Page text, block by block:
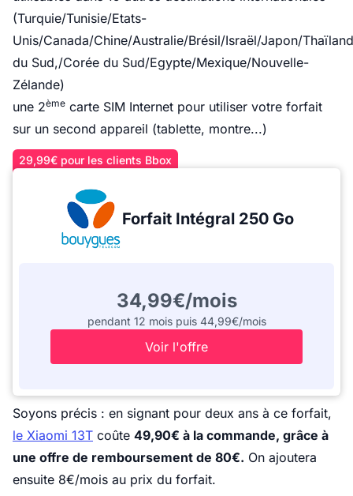
(Turquie/Tunisie/Etats-
Unis/Canada/Chine/Australie/Brésil/Israël/Japon/
du Sud,/Corée du Sud/Egypte/Mexique/Nouvelle-
Zélande)
une 2ème carte SIM Internet pour utiliser votre forfait
sur un second appareil (tablette, montre...)
29,99€ pour les clients Bbox
Forfait Intégral 250 Go
34,99€/mois
pendant 12 mois puis 44,99€/mois
Voir l'offre
Soyons précis : en signant pour deux ans à ce forfait,
le Xiaomi 13T coûte 49,90€ à la commande, grâce à
une offre de remboursement de 80€. On ajoutera
ensuite 8€/mois au prix du forfait.